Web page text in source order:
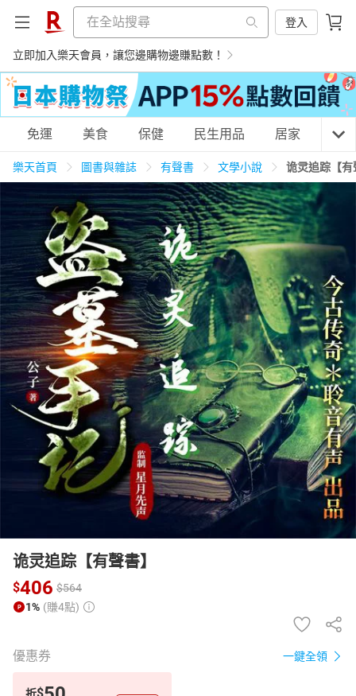
登入
立即加入樂天會員，讓您邊購物邊賺點數！
購物網分類
天天免運 美食蛋糕 養生保健 民生用品
居家生活 3C家電 運動休閒 親子玩具
女裝 男裝 化妝保養 情趣用品
日本購物 電子/紙本書
免運 美食 保健 民生用品 居家 3C
樂天首頁 圖書與雜誌 有聲書 文學小說 诡灵追踪【有
诡灵追踪【有聲書】
$406 $564
1% (賺4點)
優惠券 一鍵全領
折$